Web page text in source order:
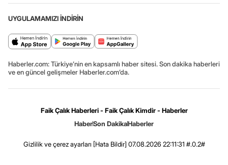
UYGULAMAMIZI İNDİRİN
Haberler.com: Türkiye’nin en kapsamlı haber sitesi. Son dakika haberleri
ve en güncel gelişmeler Haberler.com’da.
Faik Çalık Haberleri - Faik Çalık Kimdir - Haberler
HaberSon DakikaHaberler
Gizlilik ve çerez ayarları [Hata Bildir] 07.08.2026 22:11:31 #.0.2#